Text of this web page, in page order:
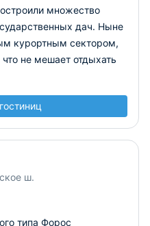
множество
дач. Ныне
курортным сектором,
не мешает отдыхать
ш.
типа Форос